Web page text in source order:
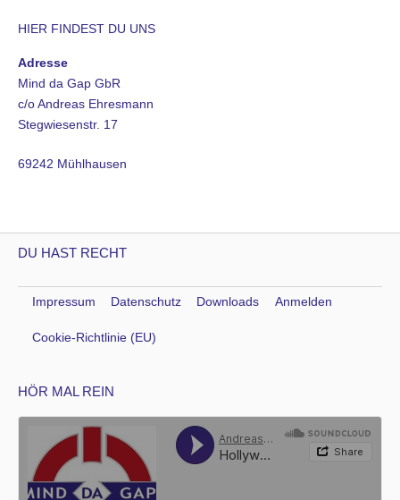
HIER FINDEST DU UNS
Adresse
Mind da Gap GbR
c/o Andreas Ehresmann
Stegwiesenstr. 17
69242 Mühlhausen
DU HAST RECHT
Impressum Datenschutz Downloads Anmelden
Cookie-Richtlinie (EU)
HÖR MAL REIN